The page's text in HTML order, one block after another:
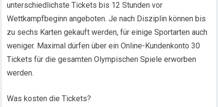
unterschiedlichste Tickets bis 12 Stunden vor
Wettkampfbeginn angeboten. Je nach Disziplin können bis
zu sechs Karten gekauft werden, für einige Sportarten auch
weniger. Maximal dürfen über ein Online-Kundenkonto 30
Tickets für die gesamten Olympischen Spiele erworben
werden.
Was kosten die Tickets?